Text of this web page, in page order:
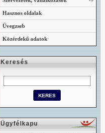
Hasznos oldalak
Üvegzseb
Közérdekű adatok
Keresés
Ügyfélkapu